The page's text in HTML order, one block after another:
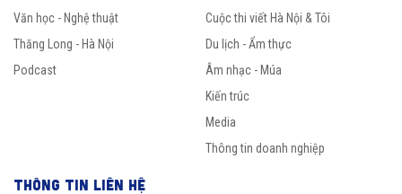
Văn học - Nghệ thuật
Thăng Long - Hà Nội
Podcast
Cuộc thi viết Hà Nội & Tôi
Du lịch - Ẩm thực
Âm nhạc - Múa
Kiến trúc
Media
Thông tin doanh nghiệp
THÔNG TIN LIÊN HỆ